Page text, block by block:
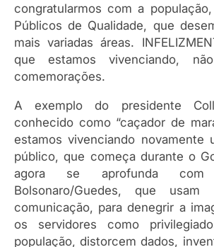
congratularmos com a
Públicos de Qualidade, que
mais variadas áreas.
que estamos vivenciando,
comemorações.
A exemplo do presidente
conhecido como “caçador de
estamos vivenciando novamente
público, que começa durante o
agora se aprofunda
Bolsonaro/Guedes, que
comunicação, para denegrir a
os servidores como
população, distorcem dados,